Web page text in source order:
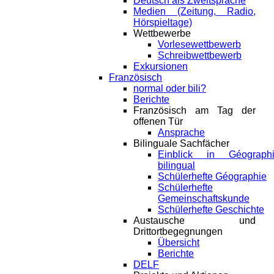
Medien (Zeitung, Radio,
Hörspieltage)
Wettbewerbe
Vorlesewettbewerb
Schreibwettbewerb
Exkursionen
Französisch
normal oder bili?
Berichte
Französisch am Tag der
offenen Tür
Ansprache
Bilinguale Sachfächer
Einblick in
bilingual
Schülerhefte Géographie
Schülerhefte
Gemeinschaftskunde
Schülerhefte Geschichte
Austausche und
Drittortbegegnungen
Übersicht
Berichte
DELF